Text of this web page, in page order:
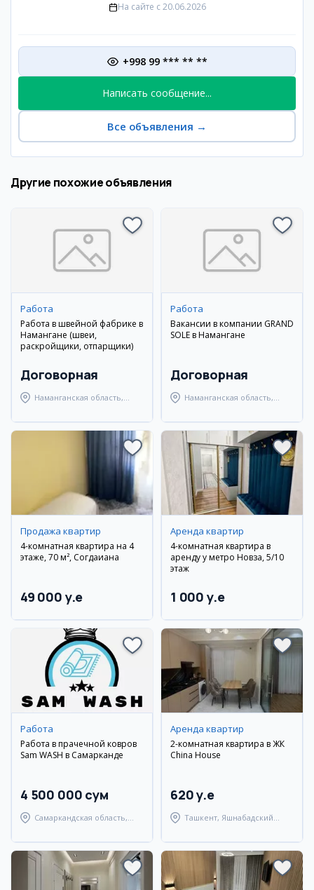
На сайте с 20.06.2026
+998 99 *** ** **
Написать сообщение...
Все объявления →
Другие похожие объявления
Работа
Работа в швейной фабрике в
Намангане (швеи,
раскройщики, отпарщики)
Договорная
Наманганская область,
Работа
Вакансии в компании GRAND
SOLE в Намангане
Договорная
Наманганская область,
Продажа квартир
4-комнатная квартира на 4
этаже, 70 м², Согдаиана
49 000 y.e
Аренда квартир
4-комнатная квартира в
аренду у метро Новза, 5/10
этаж
1 000 y.e
Работа
Работа в прачечной ковров
Sam WASH в Самарканде
4 500 000 сум
Самаркандская область,
Аренда квартир
2-комнатная квартира в ЖК
China House
620 y.e
Ташкент, Яшнабадский